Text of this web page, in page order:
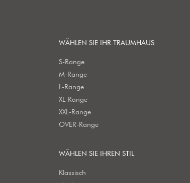
WÄHLEN SIE IHR TRAUMHAUS
S-Range
M-Range
L-Range
XL-Range
XXL-Range
OVER-Range
WÄHLEN SIE IHREN STIL
Klassisch